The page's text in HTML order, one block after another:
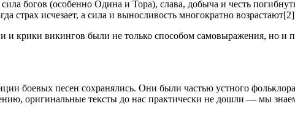
богов (особенно Одина и Тора), слава, добыча и честь
страх исчезает, а сила и выносливость многократно
крики викингов были не только способом самовыражения, но и
боевых песен сохранялись. Они были частью устного
оригинальные тексты до нас практически не дошли — мы